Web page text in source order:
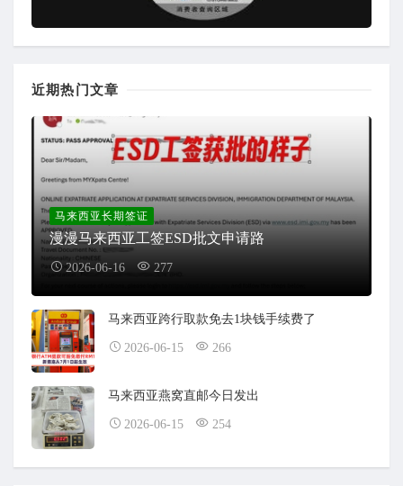
近期热门文章
马来西亚长期签证
漫漫马来西亚工签ESD批文申请路
2026-06-16 277
马来西亚跨行取款免去1块钱手续费了
2026-06-15 266
马来西亚燕窝直邮今日发出
2026-06-15 254